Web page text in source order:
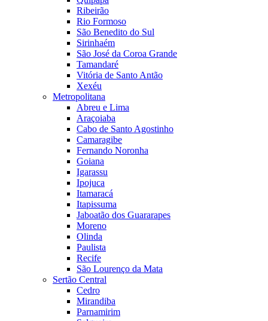
Ribeirão
Rio Formoso
São Benedito do Sul
Sirinhaém
São José da Coroa Grande
Tamandaré
Vitória de Santo Antão
Xexéu
Metropolitana
Abreu e Lima
Araçoiaba
Cabo de Santo Agostinho
Camaragibe
Fernando Noronha
Goiana
Igarassu
Ipojuca
Itamaracá
Itapissuma
Jaboatão dos Guararapes
Moreno
Olinda
Paulista
Recife
São Lourenço da Mata
Sertão Central
Cedro
Mirandiba
Parnamirim